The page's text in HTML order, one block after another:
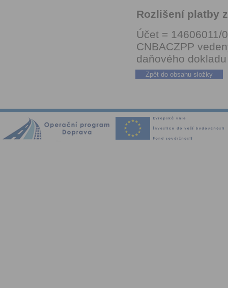
Rozlišení platby
Účet = 14606011/
CNBACZPP
daňového dokladu